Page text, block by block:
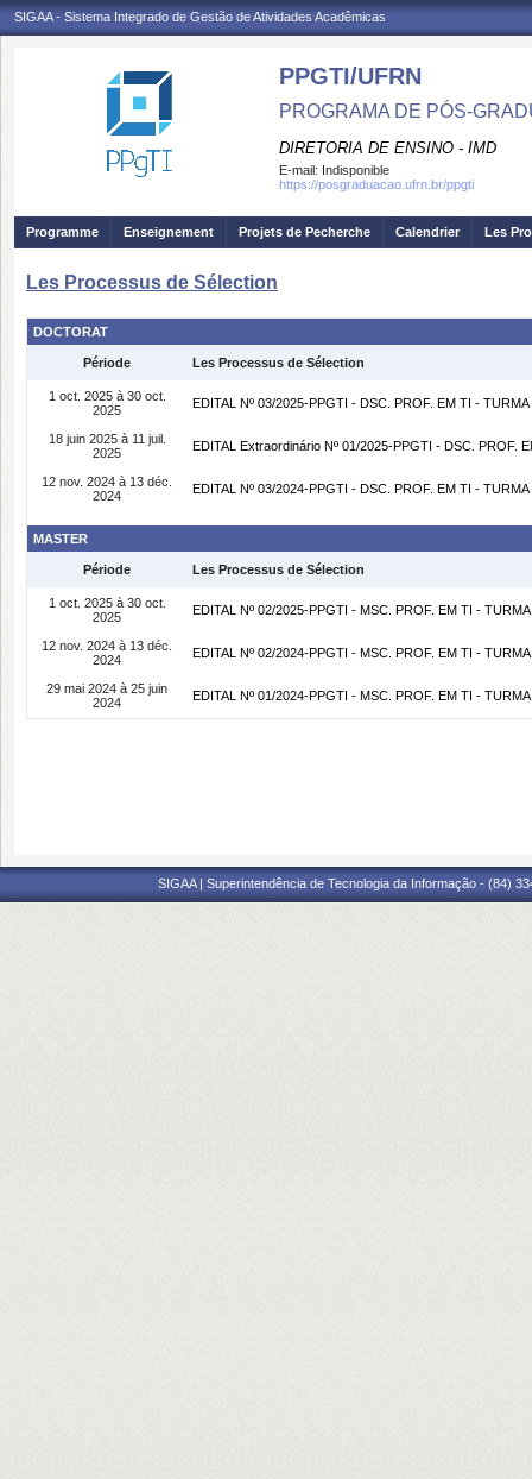
SIGAA - Sistema Integrado de Gestão de Atividades Acadêmicas
PPGTI/UFRN
PROGRAMA DE PÓS-
DIRETORIA DE ENSINO - IMD
E-mail: Indisponible
https://posgraduacao.ufrn.br/ppgti
Programme Enseignement Projets de Pecherche Calendrier Les
Les Processus de Sélection
DOCTORAT
Période Les Processus de Sélection
1 oct. 2025 à 30 oct.
2025
EDITAL Nº 03/2025-PPGTI - DSC. PROF. EM TI - TURMA
18 juin 2025 à 11 juil.
2025
EDITAL Extraordinário Nº 01/2025-PPGTI - DSC. PROF.
12 nov. 2024 à 13 déc.
2024
EDITAL Nº 03/2024-PPGTI - DSC. PROF. EM TI - TURMA
MASTER
Période Les Processus de Sélection
1 oct. 2025 à 30 oct.
2025
EDITAL Nº 02/2025-PPGTI - MSC. PROF. EM TI -
12 nov. 2024 à 13 déc.
2024
EDITAL Nº 02/2024-PPGTI - MSC. PROF. EM TI -
29 mai 2024 à 25 juin
2024
EDITAL Nº 01/2024-PPGTI - MSC. PROF. EM TI -
SIGAA | Superintendência de Tecnologia da Informação - (84)